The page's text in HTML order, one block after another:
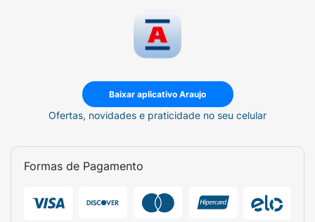
Baixar aplicativo Araujo
Ofertas, novidades e praticidade no seu celular
Formas de Pagamento